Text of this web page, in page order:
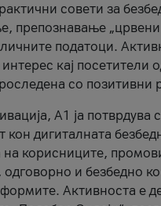
совети за
препознавање
податоци.
кај посетители
со позитивни
А1 ја потврдува
кон дигиталната
на корисниците,
одговорно и безбедно
Активноста е